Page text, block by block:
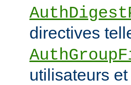
directives
utilisateurs